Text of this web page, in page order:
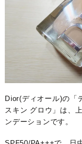
Dior(ディオール)の「
スキン グロウ」は、
ンデーションです。